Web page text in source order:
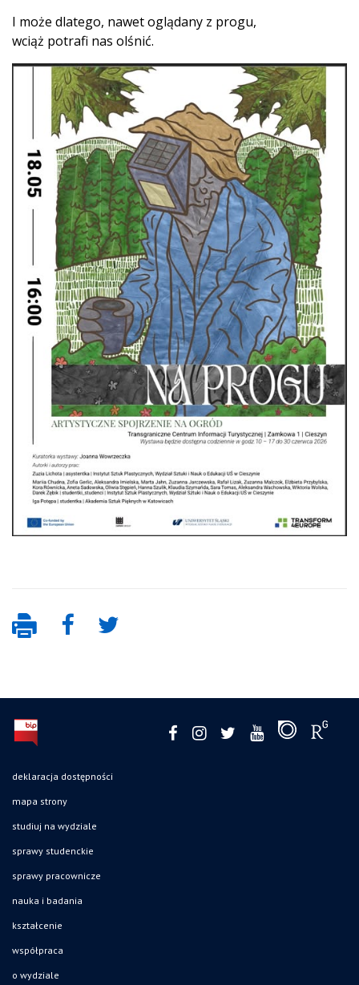
I może dlatego, nawet oglądany z progu,
wciąż potrafi nas olśnić.
deklaracja dostępności
mapa strony
studiuj na wydziale
sprawy studenckie
sprawy pracownicze
nauka i badania
kształcenie
współpraca
o wydziale